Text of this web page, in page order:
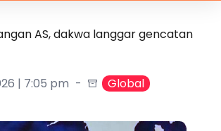
AS, dakwa langgar gencatan
| 7:05 pm
Global